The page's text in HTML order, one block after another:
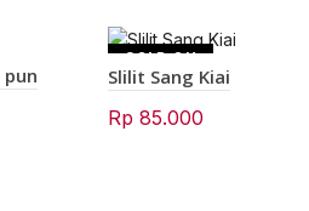
pun
SOLD OU
T
Slilit Sang Kiai
Rp 85.000